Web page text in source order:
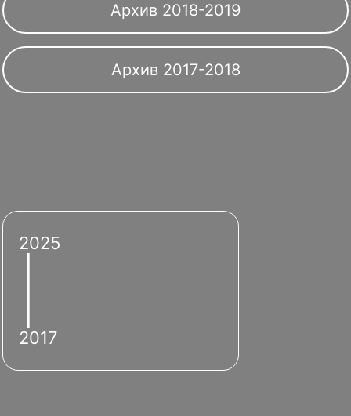
Архив 2018-2019
Архив 2017-2018
2025
2017